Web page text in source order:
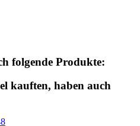
folgende Produkte:
kauften, haben auch